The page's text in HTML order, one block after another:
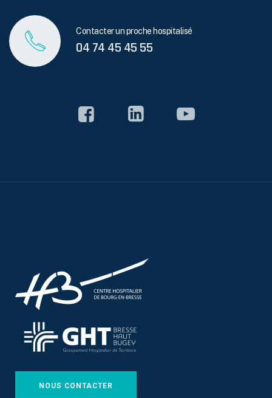
Contacter un proche hospitalisé
04 74 45 45 55
NOUS CONTACTER